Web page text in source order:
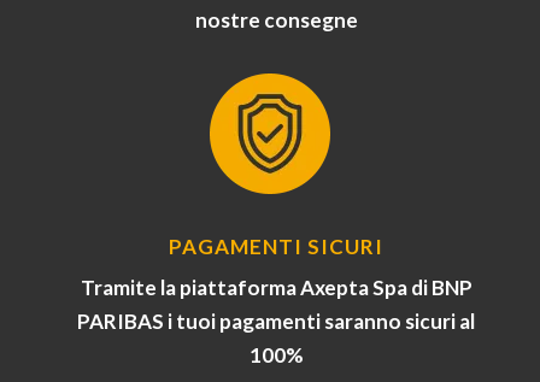
nostre consegne
PAGAMENTI SICURI
Tramite la piattaforma Axepta Spa di BNP
PARIBAS i tuoi pagamenti saranno sicuri al
100%